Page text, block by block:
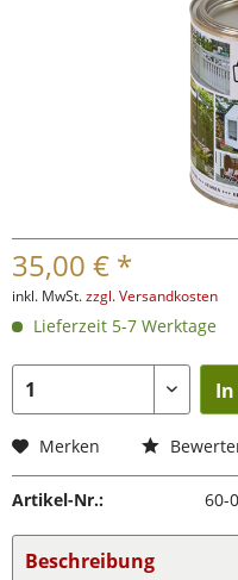
35,00 € *
inkl. MwSt.zzgl. Versandkosten
Lieferzeit 5-7 Werktage
Merken
Artikel-Nr.: 60-
Beschreibung